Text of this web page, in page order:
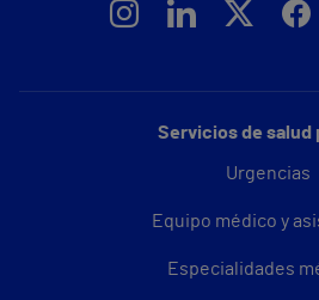
Servicios de salud
Urgencias
Equipo médico y
Especialidades